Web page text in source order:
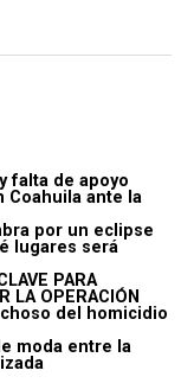
falta de apoyo
Coahuila ante la
por un eclipse
lugares será
PARA
LA OPERACIÓN
del homicidio
moda entre la